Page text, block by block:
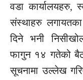
वडा कार्यालयहरु,
संस्थाहरु लगायतका
दिने भनी
फागुन १४ गतेको
सूचनामा उल्लेख